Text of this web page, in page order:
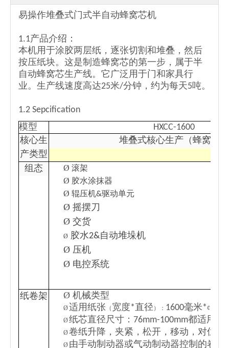
高效半自动蜂窝纸芯机 热销半自动蜂窝纸芯机
易操作堆叠式门式半自动蜂窝芯机
1.1产品介绍：
本机用于涂胶两层纸，逐张切割和堆叠，然后
按压纸块。这是制造蜂窝芯的第一步，属于半
自动蜂窝芯生产线。它广泛用于门和家具行
业。生产线速度高达25米/分钟，约为每天5吨。
1.2 Sepcification
模型
HXCC-1600
核心生
产类型
堆叠式核心生产（蜂窝块）
组态 Ø 滚架
Ø 胶水涂抹器
Ø 辊压机&驱动单元
Ø 摇摆刀
Ø 交货
Ø 胶水2&自动堆垛机
Ø 压机
Ø 电控系统
纸卷架 Ø 机械类型
Ø适用纸张 （ 宽度*直径）： 1600毫米*¢
Ø纸芯直径尺寸：76mm-100mm都适用
Ø卷纸升降，夹紧，松开，移动，对位，
Ø 由手动制动器或气动制动器控制的卷轴